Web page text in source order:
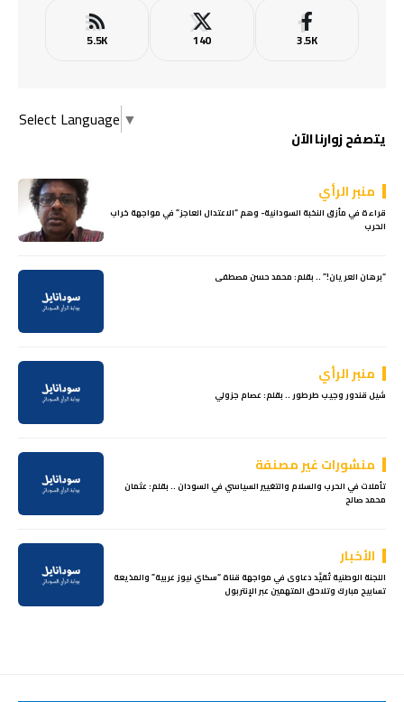
3.5K
140
5.5K
Select Language ▼
يتصفح زوارنا الآن
منبر الرأي
قراءة في مأزق النخبة السودانية- وهم “الاعتدال العاجز” في مواجهة خراب
الحرب
“برهان العريان!” .. بقلم: محمد حسن مصطفى
منبر الرأي
شيل قندور وجيب طرطور .. بقلم: عصام جزولي
منشورات غير مصنفة
تأملات في الحرب والسلام والتغيير السياسي في السودان .. بقلم: عثمان
محمد صالح
الأخبار
اللجنة الوطنية تُقيِّد دعاوى في مواجهة قناة “سكاي نيوز عربية” والمذيعة
تسابيح مبارك وتلاحق المتهمين عبر الإنتربول